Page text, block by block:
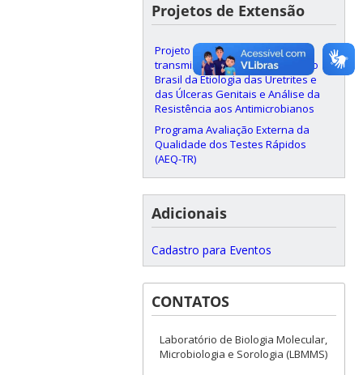
Projetos de Extensão
Projeto Nacional: Infecções de
transmissão sexual: Vigilância no
Brasil da Etiologia das Uretrites e
das Úlceras Genitais e Análise da
Resistência aos Antimicrobianos
Programa Avaliação Externa da
Qualidade dos Testes Rápidos
(AEQ-TR)
Adicionais
Cadastro para Eventos
CONTATOS
Laboratório de Biologia Molecular,
Microbiologia e Sorologia (LBMMS)